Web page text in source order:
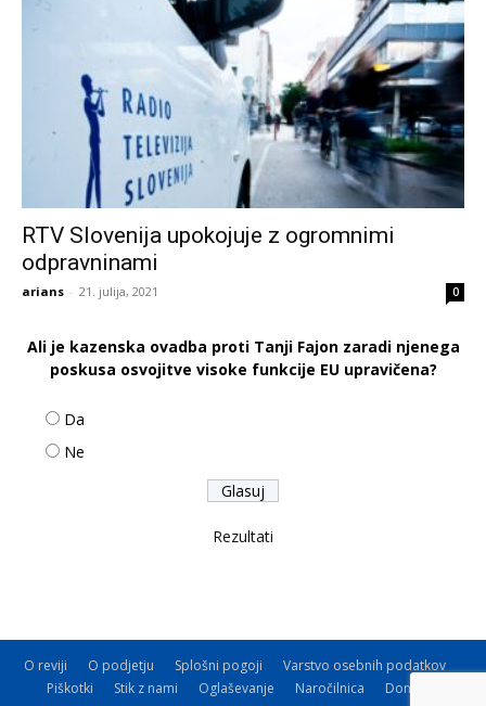
RTV Slovenija upokojuje z ogromnimi
odpravninami
arians - 21. julija, 2021 0
Ali je kazenska ovadba proti Tanji Fajon zaradi njenega
poskusa osvojitve visoke funkcije EU upravičena?
Da
Ne
Rezultati
O reviji O podjetju Splošni pogoji
Varstvo osebnih podatkov
Piškotki
Stik z nami Oglaševanje Naročilnica Donacije